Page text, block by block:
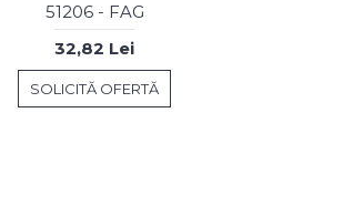
51206 - FAG
32,82 Lei
SOLICITĂ OFERTĂ